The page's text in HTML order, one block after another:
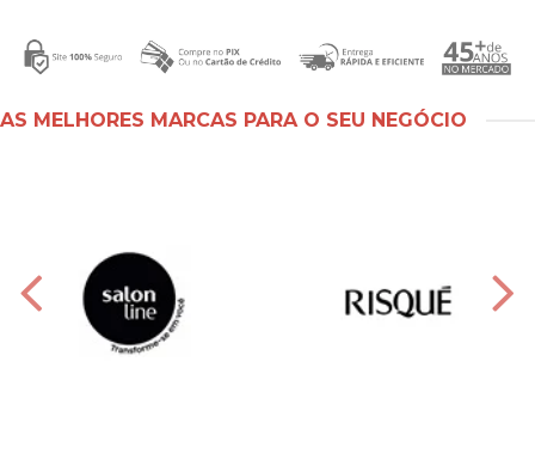
AS MELHORES MARCAS PARA O SEU NEGÓCIO